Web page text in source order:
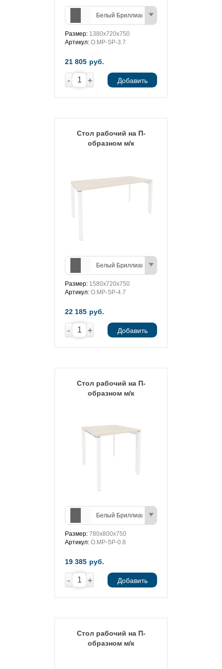
Белый Бриллиант/Антрацит
Размер: 1380х720х750
Артикул: O.MP-SP-3.7
21 805 руб.
- + Добавить
Стол рабочий на П-
образном м/к
Белый Бриллиант/Антрацит
Размер: 1580х720х750
Артикул: O.MP-SP-4.7
22 185 руб.
- + Добавить
Стол рабочий на П-
образном м/к
Белый Бриллиант/Антрацит
Размер: 780х800х750
Артикул: O.MP-SP-0.8
19 385 руб.
- + Добавить
Стол рабочий на П-
образном м/к